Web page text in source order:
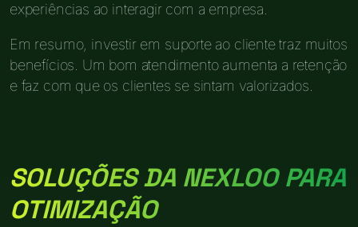
experiências ao interagir com a empresa.
Em resumo, investir em suporte ao cliente traz muitos
benefícios. Um bom atendimento aumenta a retenção
e faz com que os clientes se sintam valorizados.
SOLUÇÕES DA NEXLOO PARA
OTIMIZAÇÃO